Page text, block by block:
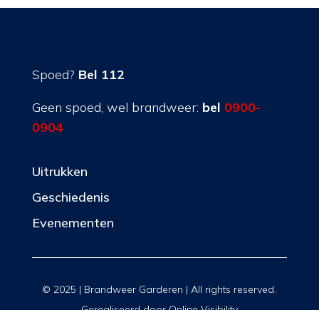
Spoed? Bel 112
Geen spoed, wel brandweer: bel 0900-
0904
Uitrukken
Geschiedenis
Evenementen
© 2025 | Brandweer Garderen | All rights reserved.